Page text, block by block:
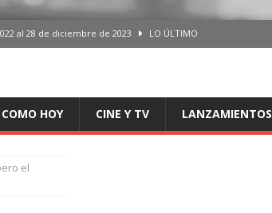
al 28 de diciembre de 2023 LO ÚLTIMO
HOY CINE Y TV LANZAMIENTOS
el